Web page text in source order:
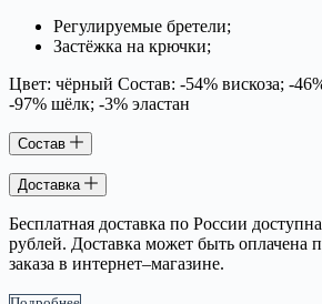
Регулируемые бретели;
Застёжка на крючки;
Цвет: чёрный Состав: -54% вискоза; -
-97% шёлк; -3% эластан
Состав
Доставка
Бесплатная доставка по России
рублей. Доставка может быть оплачена
заказа в интернет–магазине.